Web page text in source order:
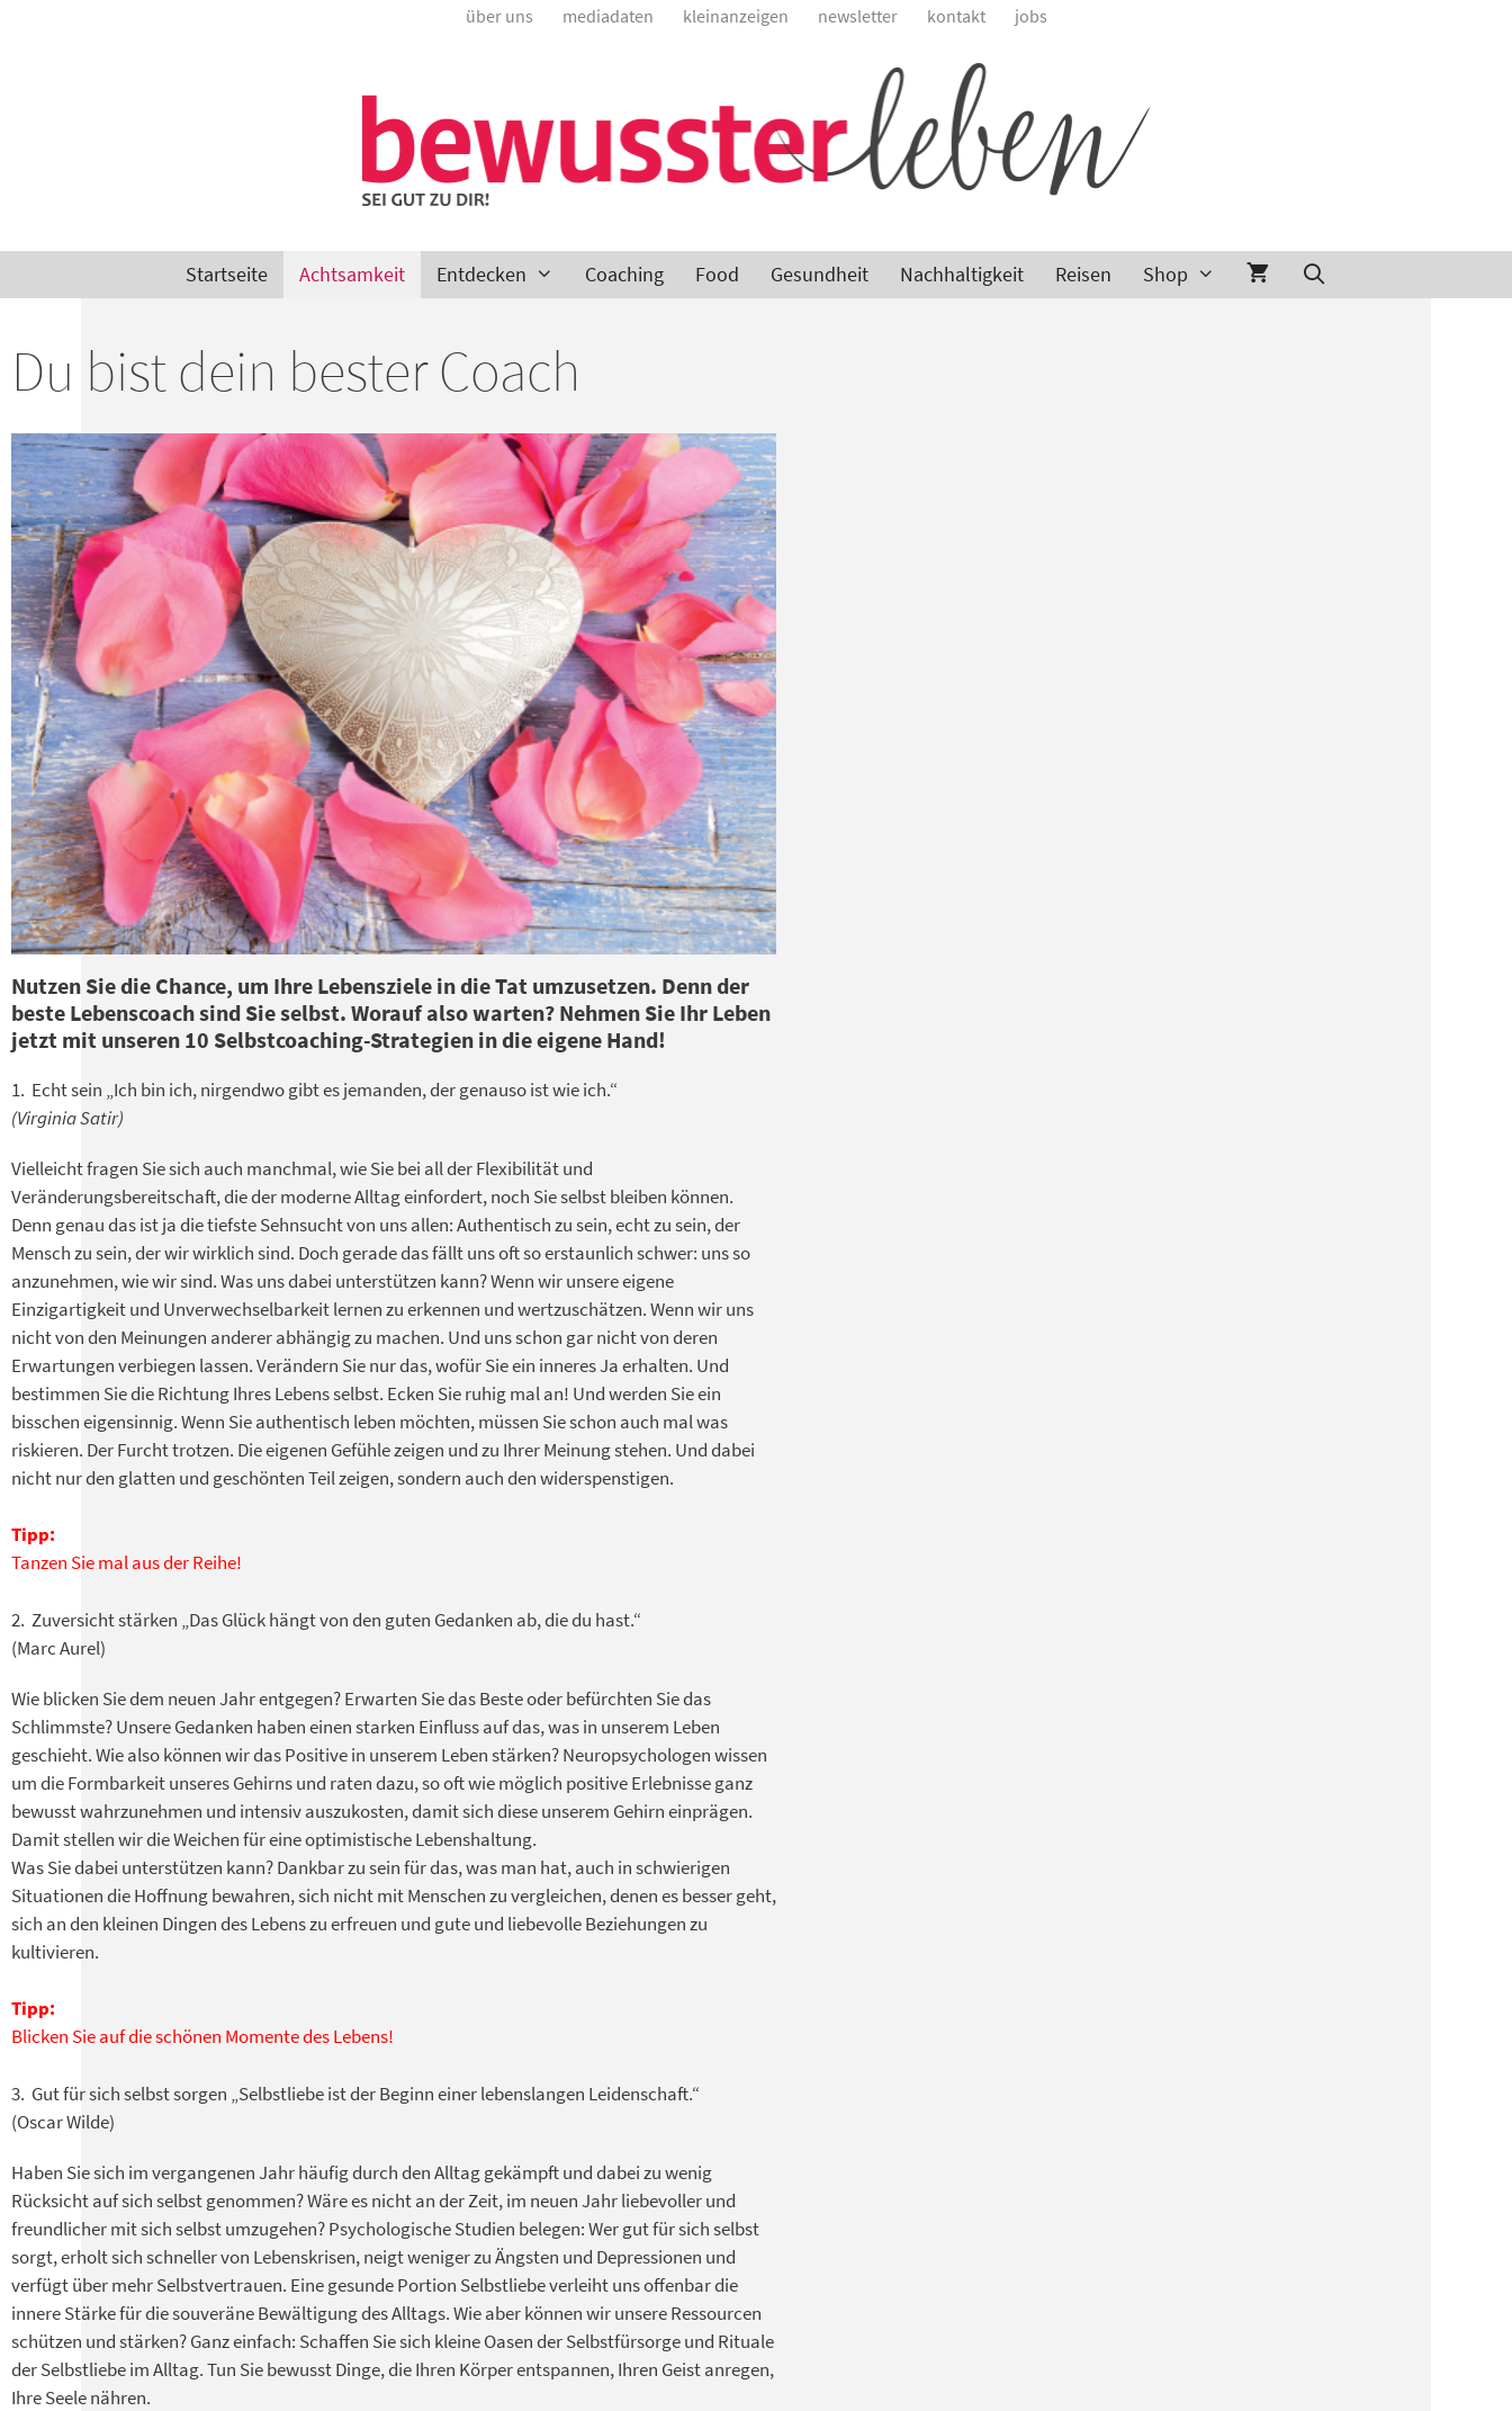
über uns mediadaten kleinanzeigen newsletter kontakt jobs
Startseite Achtsamkeit Entdecken Coaching Food Gesundheit Nachhaltigkeit Reisen Shop
Du bist dein bester Coach
Nutzen Sie die Chance, um Ihre Lebensziele in die Tat umzusetzen. Denn der
beste Lebenscoach sind Sie selbst. Worauf also warten? Nehmen Sie Ihr Leben
jetzt mit unseren 10 Selbstcoaching-Strategien in die eigene Hand!
1. Echt sein „Ich bin ich, nirgendwo gibt es jemanden, der genauso ist wie ich.“
(Virginia Satir)
Vielleicht fragen Sie sich auch manchmal, wie Sie bei all der Flexibilität und
Veränderungsbereitschaft, die der moderne Alltag einfordert, noch Sie selbst bleiben können.
Denn genau das ist ja die tiefste Sehnsucht von uns allen: Authentisch zu sein, echt zu sein, der
Mensch zu sein, der wir wirklich sind. Doch gerade das fällt uns oft so erstaunlich schwer: uns so
anzunehmen, wie wir sind. Was uns dabei unterstützen kann? Wenn wir unsere eigene
Einzigartigkeit und Unverwechselbarkeit lernen zu erkennen und wertzuschätzen. Wenn wir uns
nicht von den Meinungen anderer abhängig zu machen. Und uns schon gar nicht von deren
Erwartungen verbiegen lassen. Verändern Sie nur das, wofür Sie ein inneres Ja erhalten. Und
bestimmen Sie die Richtung Ihres Lebens selbst. Ecken Sie ruhig mal an! Und werden Sie ein
bisschen eigensinnig. Wenn Sie authentisch leben möchten, müssen Sie schon auch mal was
riskieren. Der Furcht trotzen. Die eigenen Gefühle zeigen und zu Ihrer Meinung stehen. Und dabei
nicht nur den glatten und geschönten Teil zeigen, sondern auch den widerspenstigen.
Tipp:
Tanzen Sie mal aus der Reihe!
2. Zuversicht stärken „Das Glück hängt von den guten Gedanken ab, die du hast.“
(Marc Aurel)
Wie blicken Sie dem neuen Jahr entgegen? Erwarten Sie das Beste oder befürchten Sie das
Schlimmste? Unsere Gedanken haben einen starken Einfluss auf das, was in unserem Leben
geschieht. Wie also können wir das Positive in unserem Leben stärken? Neuropsychologen wissen
um die Formbarkeit unseres Gehirns und raten dazu, so oft wie möglich positive Erlebnisse ganz
bewusst wahrzunehmen und intensiv auszukosten, damit sich diese unserem Gehirn einprägen.
Damit stellen wir die Weichen für eine optimistische Lebenshaltung.
Was Sie dabei unterstützen kann? Dankbar zu sein für das, was man hat, auch in schwierigen
Situationen die Hoffnung bewahren, sich nicht mit Menschen zu vergleichen, denen es besser geht,
sich an den kleinen Dingen des Lebens zu erfreuen und gute und liebevolle Beziehungen zu
kultivieren.
Tipp:
Blicken Sie auf die schönen Momente des Lebens!
3. Gut für sich selbst sorgen „Selbstliebe ist der Beginn einer lebenslangen Leidenschaft.“
(Oscar Wilde)
Haben Sie sich im vergangenen Jahr häufig durch den Alltag gekämpft und dabei zu wenig
Rücksicht auf sich selbst genommen? Wäre es nicht an der Zeit, im neuen Jahr liebevoller und
freundlicher mit sich selbst umzugehen? Psychologische Studien belegen: Wer gut für sich selbst
sorgt, erholt sich schneller von Lebenskrisen, neigt weniger zu Ängsten und Depressionen und
verfügt über mehr Selbstvertrauen. Eine gesunde Portion Selbstliebe verleiht uns offenbar die
innere Stärke für die souveräne Bewältigung des Alltags. Wie aber können wir unsere Ressourcen
schützen und stärken? Ganz einfach: Schaffen Sie sich kleine Oasen der Selbstfürsorge und Rituale
der Selbstliebe im Alltag. Tun Sie bewusst Dinge, die Ihren Körper entspannen, Ihren Geist anregen,
Ihre Seele nähren.